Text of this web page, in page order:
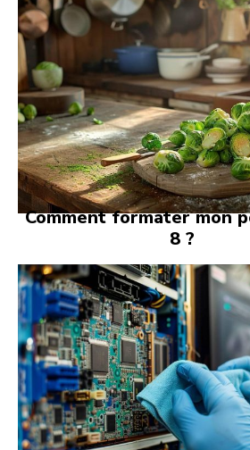
Comment formater mon
8 ?